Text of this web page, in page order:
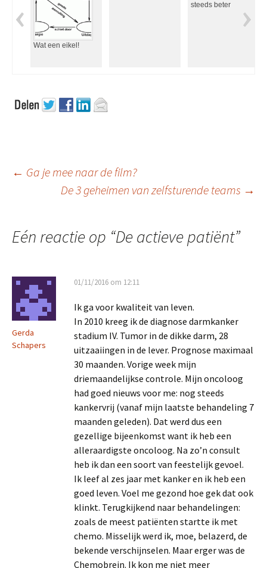
Wat een eikel!
steeds beter
Berichtnavigatie
← Ga je mee naar de film?
De 3 geheimen van zelfsturende teams →
Eén reactie op “De actieve patiënt”
Gerda
Schapers
01/11/2016 om 12:11
Ik ga voor kwaliteit van leven.
In 2010 kreeg ik de diagnose darmkanker
stadium IV. Tumor in de dikke darm, 28
uitzaaiingen in de lever. Prognose maximaal
30 maanden. Vorige week mijn
driemaandelijkse controle. Mijn oncoloog
had goed nieuws voor me: nog steeds
kankervrij (vanaf mijn laatste behandeling 7
maanden geleden). Dat werd dus een
gezellige bijeenkomst want ik heb een
alleraardigste oncoloog. Na zo’n consult
heb ik dan een soort van feestelijk gevoel.
Ik leef al zes jaar met kanker en ik heb een
goed leven. Voel me gezond hoe gek dat ook
klinkt. Terugkijkend naar behandelingen:
zoals de meest patiënten startte ik met
chemo. Misselijk werd ik, moe, belazerd, de
bekende verschijnselen. Maar erger was de
Chemobrein. Ik kon me niet meer